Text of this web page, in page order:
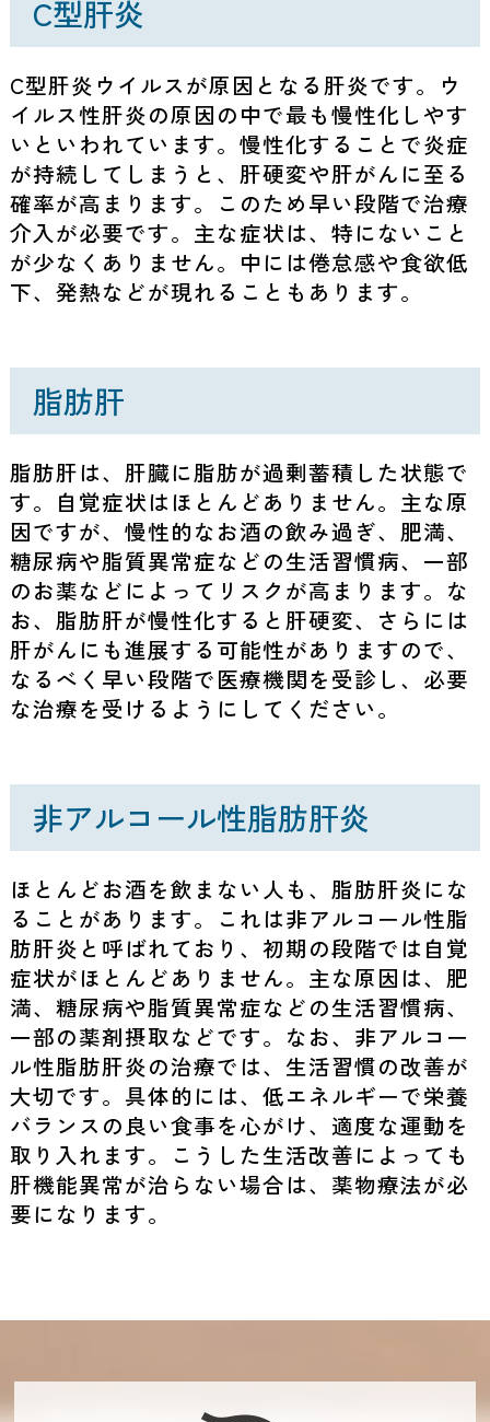
C型肝炎
C型肝炎ウイルスが原因となる肝炎です。ウ
イルス性肝炎の原因の中で最も慢性化しやす
いといわれています。慢性化することで炎症
が持続してしまうと、肝硬変や肝がんに至る
確率が高まります。このため早い段階で治療
介入が必要です。主な症状は、特にないこと
が少なくありません。中には倦怠感や食欲低
下、発熱などが現れることもあります。
脂肪肝
脂肪肝は、肝臓に脂肪が過剰蓄積した状態で
す。自覚症状はほとんどありません。主な原
因ですが、慢性的なお酒の飲み過ぎ、肥満、
糖尿病や脂質異常症などの生活習慣病、一部
のお薬などによってリスクが高まります。な
お、脂肪肝が慢性化すると肝硬変、さらには
肝がんにも進展する可能性がありますので、
なるべく早い段階で医療機関を受診し、必要
な治療を受けるようにしてください。
非アルコール性脂肪肝炎
ほとんどお酒を飲まない人も、脂肪肝炎にな
ることがあります。これは非アルコール性脂
肪肝炎と呼ばれており、初期の段階では自覚
症状がほとんどありません。主な原因は、肥
満、糖尿病や脂質異常症などの生活習慣病、
一部の薬剤摂取などです。なお、非アルコー
ル性脂肪肝炎の治療では、生活習慣の改善が
大切です。具体的には、低エネルギーで栄養
バランスの良い食事を心がけ、適度な運動を
取り入れます。こうした生活改善によっても
肝機能異常が治らない場合は、薬物療法が必
要になります。